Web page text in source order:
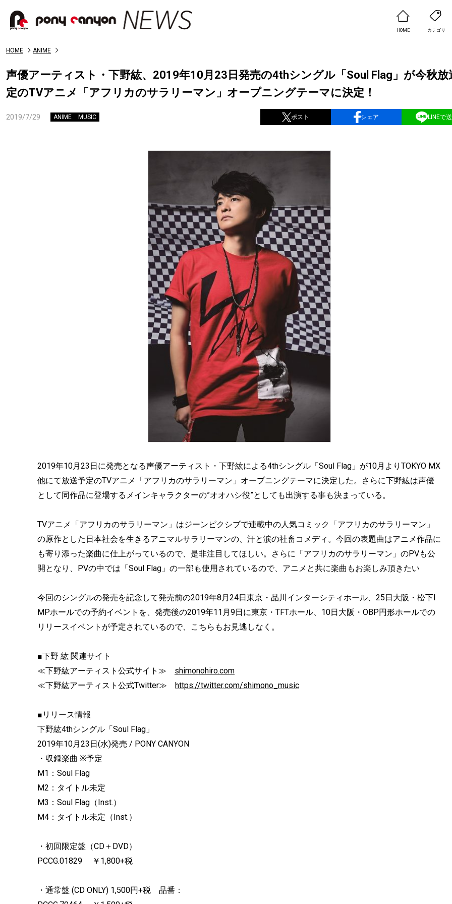
HOME カテゴリ
HOME ANIME
声優アーティスト・下野紘、2019年10月23日発売の4thシングル「Soul Flag」が今秋放
定のTVアニメ「アフリカのサラリーマン」オープニングテーマに決定！
2019/7/29 ANIME MUSIC ポスト シェア LINEで
2019年10月23日に発売となる声優アーティスト・下野紘による4thシングル「Soul Flag」が10月よりTOKYO MX
他にて放送予定のTVアニメ「アフリカのサラリーマン」オープニングテーマに決定した。さらに下野紘は声優
として同作品に登場するメインキャラクターの”オオハシ役”としても出演する事も決まっている。
TVアニメ「アフリカのサラリーマン」はジーンピクシブで連載中の人気コミック「アフリカのサラリーマン」
の原作とした日本社会を生きるアニマルサラリーマンの、汗と涙の社畜コメディ。今回の表題曲はアニメ作品に
も寄り添った楽曲に仕上がっているので、是非注目してほしい。さらに「アフリカのサラリーマン」のPVも公
開となり、PVの中では「Soul Flag」の一部も使用されているので、アニメと共に楽曲もお楽しみ頂きたい
今回のシングルの発売を記念して発売前の2019年8月24日東京・品川インターシティホール、25日大阪・松下I
MPホールでの予約イベントを、発売後の2019年11月9日に東京・TFTホール、10日大阪・OBP円形ホールでの
リリースイベントが予定されているので、こちらもお見逃しなく。
■下野 紘 関連サイト
≪下野紘アーティスト公式サイト≫ shimonohiro.com
≪下野紘アーティスト公式Twitter≫ https://twitter.com/shimono_music
■リリース情報
下野紘4thシングル「Soul Flag」
2019年10月23日(水)発売 / PONY CANYON
・収録楽曲 ※予定
M1：Soul Flag
M2：タイトル未定
M3：Soul Flag（Inst.）
M4：タイトル未定（Inst.）
・初回限定盤（CD＋DVD）
PCCG.01829 ￥1,800+税
・通常盤 (CD ONLY) 1,500円+税 品番：